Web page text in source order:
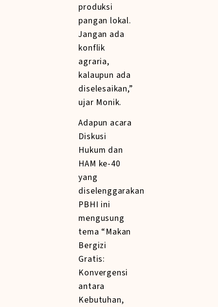
produksi
pangan lokal.
Jangan ada
konflik
agraria,
kalaupun ada
diselesaikan,”
ujar Monik.
Adapun acara
Diskusi
Hukum dan
HAM ke-40
yang
diselenggarakan
PBHI ini
mengusung
tema “Makan
Bergizi
Gratis:
Konvergensi
antara
Kebutuhan,